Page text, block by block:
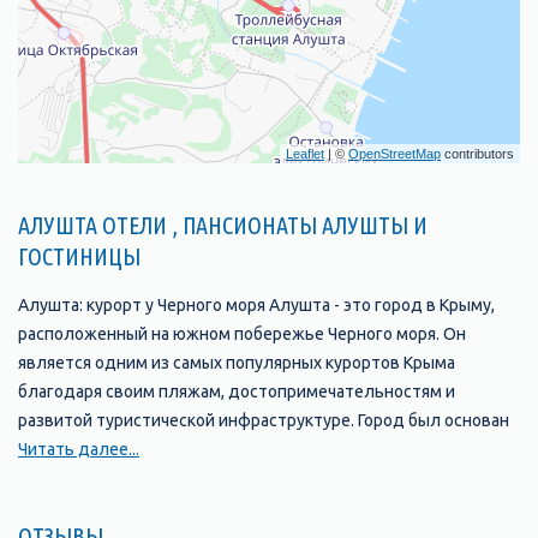
Leaflet | © OpenStreetMap contributors
АЛУШТА ОТЕЛИ , ПАНСИОНАТЫ АЛУШТЫ И
ГОСТИНИЦЫ
Алушта: курорт у Черного моря Алушта - это город в Крыму,
расположенный на южном побережье Черного моря. Он
является одним из самых популярных курортов Крыма
благодаря своим пляжам, достопримечательностям и
развитой туристической инфраструктуре. Город был основан
в 1837 году и с тех пор стал одним из главных туристических
Читать далее...